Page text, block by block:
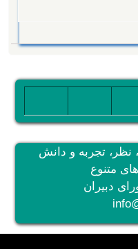
تجربه و دانش
متنوع
دبیران